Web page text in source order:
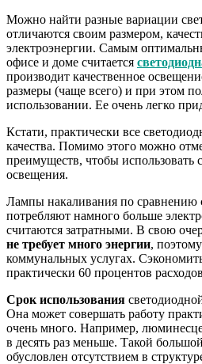
Можно найти разные вариации
отличаются своим размером,
электроэнергии. Самым
офисе и доме считается
производит качественное
размеры (чаще всего) и при этом
использовании. Ее очень легко
Кстати, практически все
качества. Помимо этого можно
преимуществ, чтобы использовать
освещения.
Лампы накаливания по сравнению
потребляют намного больше
считаются затратными. В свою
не требует много энергии,
коммунальных услугах.
практически 60 процентов
Срок использования
Она может совершать работу
очень много. Например,
в десять раз меньше. Такой
обусловлен отсутствием в